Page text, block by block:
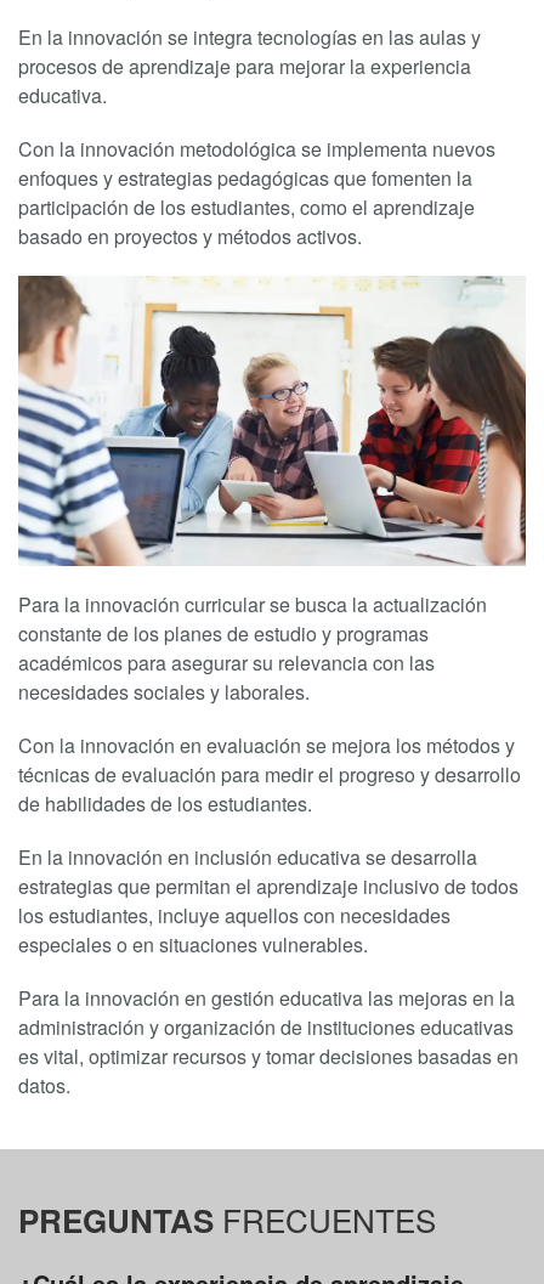
En la innovación se integra tecnologías en las aulas y
procesos de aprendizaje para mejorar la experiencia
educativa.
Con la innovación metodológica se implementa nuevos
enfoques y estrategias pedagógicas que fomenten la
participación de los estudiantes, como el aprendizaje
basado en proyectos y métodos activos.
Para la innovación curricular se busca la actualización
constante de los planes de estudio y programas
académicos para asegurar su relevancia con las
necesidades sociales y laborales.
Con la innovación en evaluación se mejora los métodos y
técnicas de evaluación para medir el progreso y desarrollo
de habilidades de los estudiantes.
En la innovación en inclusión educativa se desarrolla
estrategias que permitan el aprendizaje inclusivo de todos
los estudiantes, incluye aquellos con necesidades
especiales o en situaciones vulnerables.
Para la innovación en gestión educativa las mejoras en la
administración y organización de instituciones educativas
es vital, optimizar recursos y tomar decisiones basadas en
datos.
PREGUNTAS FRECUENTES